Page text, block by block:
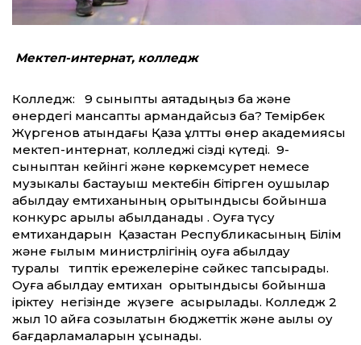
Мектеп-интернат, колледж
Колледж: 9 сыныпты аяқтадыңыз ба және
өнердегі мансапты армандайсыз ба? Темірбек
Жүргенов атындағы Қазақ ұлттық өнер академиясы
мектеп-интернат, колледжі сізді күтеді. 9-
сыныптан кейінгі және көркемсурет немесе
музыкалық бастауыш мектебін бітірген оқушылар
қабылдау емтиханының қорытындысы бойынша
конкурс арқылы қабылданады . Оқуға түсу
емтихандарын Қазақстан Республикасының Білім
және ғылым министрлігінің оқуға қабылдау
туралы типтік ережелеріне сәйкес тапсырады.
Оқуға қабылдау емтихан қорытындысы бойынша
іріктеу негізінде жүзеге асырылады. Колледж 2
жыл 10 айға созылатын бюджеттік және ақылы оқу
бағдарламаларын ұсынады.